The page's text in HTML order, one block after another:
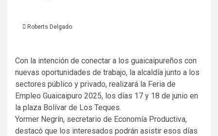
Roberts Delgado
Con la intención de conectar a los guaicaipureños con
nuevas oportunidades de trabajo, la alcaldía junto a los
sectores público y privado, realizará la Feria de
Empleo Guaicaipuro 2025, los días 17 y 18 de junio en
la plaza Bolívar de Los Teques.
Yormer Negrín, secretario de Economía Productiva,
destacó que los interesados podrán asistir esos días